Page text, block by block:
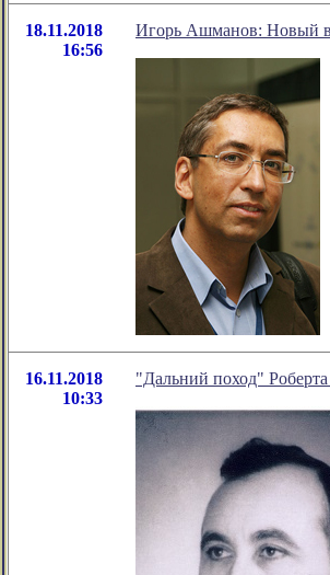
18.11.2018
16:56
Игорь Ашманов: Новый
16.11.2018
10:33
"Дальний поход"